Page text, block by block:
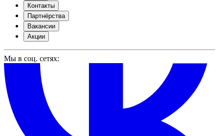
Контакты
Партнёрства
Вакансии
Акции
Мы в соц. сетях: